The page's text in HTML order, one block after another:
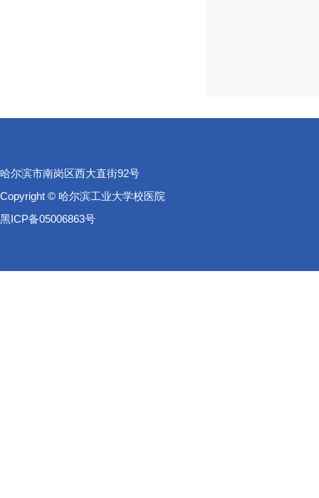
哈尔滨市南岗区西大直街92号
Copyright © 哈尔滨工业大学校医院
黑ICP备05006863号